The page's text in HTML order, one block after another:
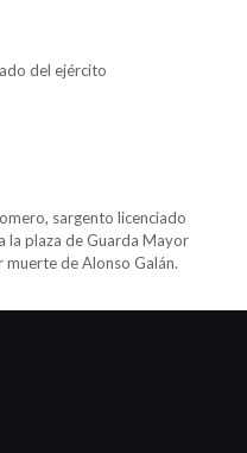
del ejército
sargento licenciado
la plaza de Guarda Mayor
de Alonso Galán.